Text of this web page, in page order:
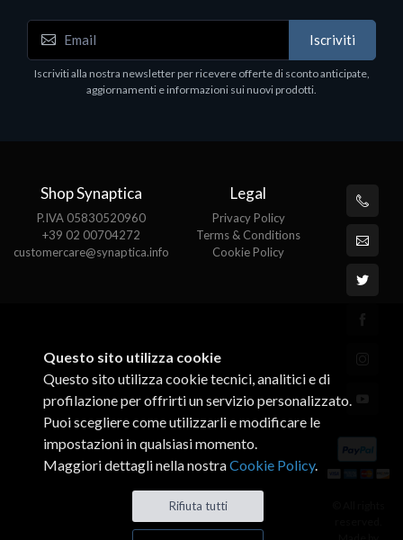
EPSON TABLET STAND, BLACK. Porta tablet
Epson, solido in metallo, orientabile in tre assi.
Adatto a tutti i tablet.
Iscriviti
Iscriviti alla nostra newsletter per ricevere offerte di sconto anticipate,
aggiornamenti e informazioni sui nuovi prodotti.
Shop Synaptica
P.IVA 05830520960
+39 02 00704272
customercare@synaptica.info
Legal
Privacy Policy
Terms & Conditions
Cookie Policy
Questo sito utilizza cookie
Questo sito utilizza cookie tecnici, analitici e di
profilazione per offrirti un servizio personalizzato.
Puoi scegliere come utilizzarli e modificare le
impostazioni in qualsiasi momento.
Maggiori dettagli nella nostraCookie Policy.
Rifiuta tutti